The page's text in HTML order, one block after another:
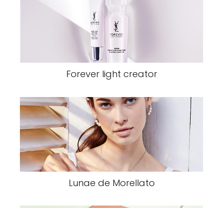
Forever light creator
Lunae de Morellato